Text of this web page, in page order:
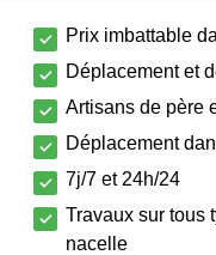
Prix imbattable
Déplacement et
Artisans de père
Déplacement
7j/7 et 24h/24
Travaux sur tous
nacelle